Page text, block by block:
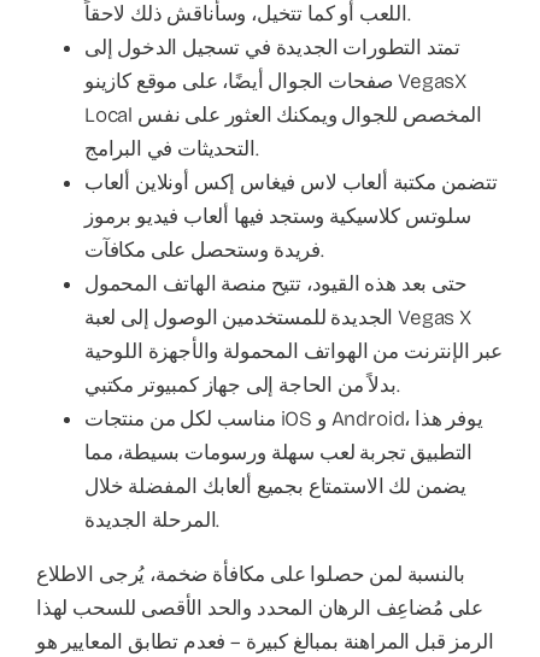
اللعب أو كما تتخيل، وسأناقش ذلك لاحقاً.
تمتد التطورات الجديدة في تسجيل الدخول إلى
صفحات الجوال أيضًا، على موقع كازينو VegasX
Local المخصص للجوال ويمكنك العثور على نفس
التحديثات في البرامج.
تتضمن مكتبة ألعاب لاس فيغاس إكس أونلاين ألعاب
سلوتس كلاسيكية وستجد فيها ألعاب فيديو برموز
فريدة وستحصل على مكافآت.
حتى بعد هذه القيود، تتيح منصة الهاتف المحمول
الجديدة للمستخدمين الوصول إلى لعبة Vegas X
عبر الإنترنت من الهواتف المحمولة والأجهزة اللوحية
بدلاً من الحاجة إلى جهاز كمبيوتر مكتبي.
مناسب لكل من منتجات iOS و Android، يوفر هذا
التطبيق تجربة لعب سهلة ورسومات بسيطة، مما
يضمن لك الاستمتاع بجميع ألعابك المفضلة خلال
المرحلة الجديدة.
بالنسبة لمن حصلوا على مكافأة ضخمة، يُرجى الاطلاع
على مُضاعِف الرهان المحدد والحد الأقصى للسحب لهذا
الرمز قبل المراهنة بمبالغ كبيرة – فعدم تطابق المعايير هو